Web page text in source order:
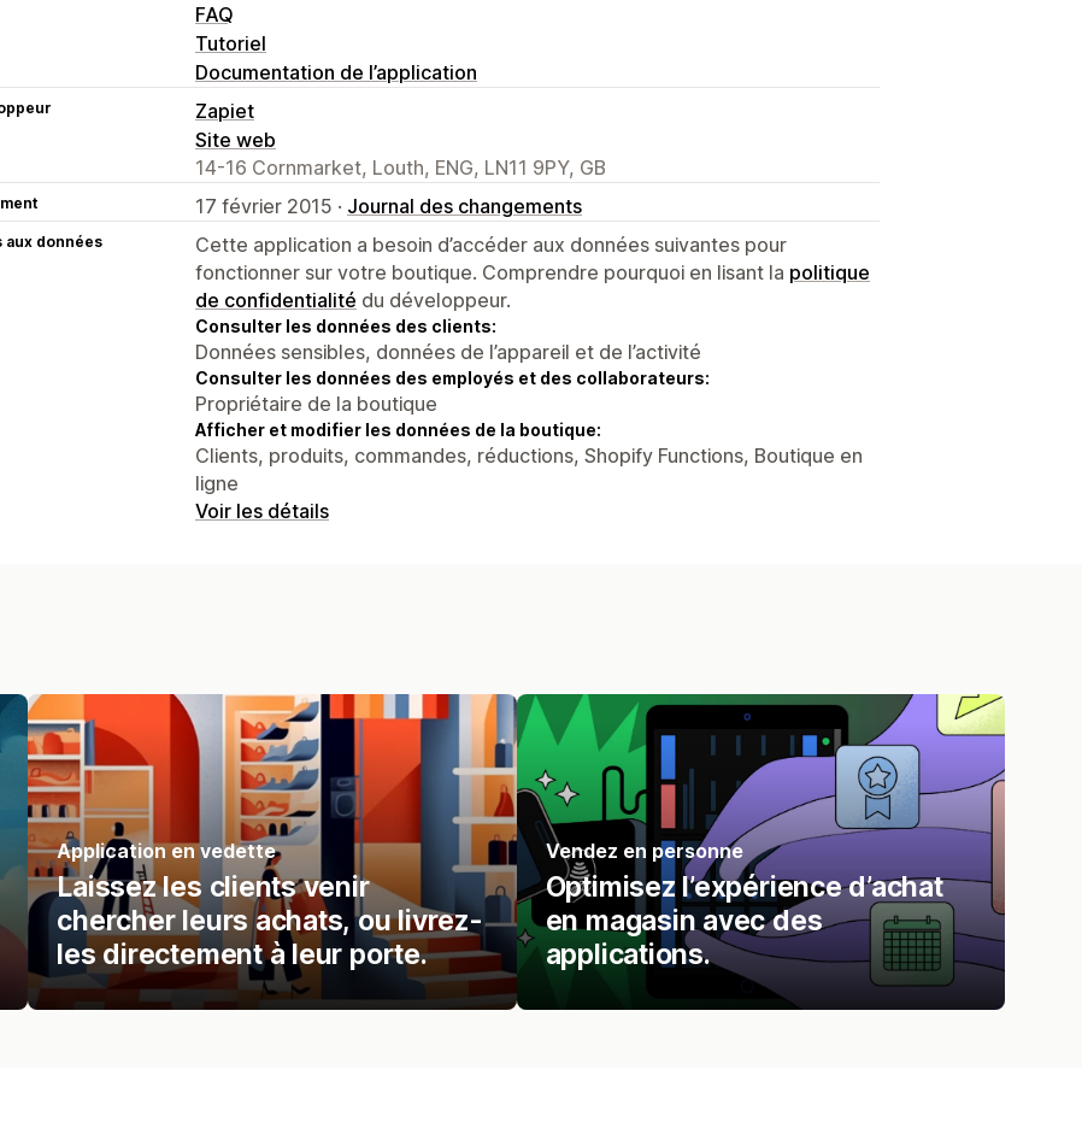
FAQ
Tutoriel
Documentation de l’application
Zapiet
Site web
14-16 Cornmarket, Louth, ENG, LN11 9PY, GB
17 février 2015 · Journal des changements
aux données
Cette application a besoin d’accéder aux données suivantes pour
fonctionner sur votre boutique. Comprendre pourquoi en lisant la politique
de confidentialité du développeur.
Consulter les données des clients:
Données sensibles, données de l’appareil et de l’activité
Consulter les données des employés et des collaborateurs:
Propriétaire de la boutique
Afficher et modifier les données de la boutique:
Clients, produits, commandes, réductions, Shopify Functions, Boutique en
ligne
Voir les détails
Application en vedette
Laissez les clients venir
chercher leurs achats, ou livrez-
les directement à leur porte.
Vendez en personne
Optimisez l’expérience d’achat
en magasin avec des
applications.